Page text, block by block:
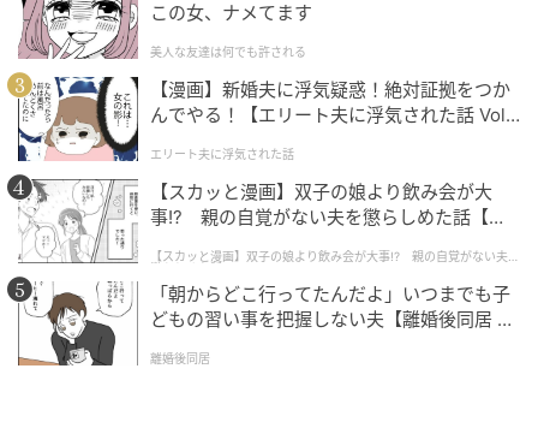
「入り口」や「底」を綺麗に保つことは、風水などの
観点からも、良いエネルギーを循環させるための基本
と言われています。週に一度は内側をきれいにすると
◎
「軽やかさ」が新しい縁を連れてくる
バッグが軽くなると、自然と背筋が伸び、歩くスピー
ドも変わります。その「軽やかさ」こそが、新年度の
新しい出会いやチャンスを掴み取るための第一歩。
「何を入れようか」と考える前に、まずは「何を出そ
この女、ナメてます
美人な友達は何でも許される
【漫画】新婚夫に浮気疑惑！絶対証拠をつか
んでやる！【エリート夫に浮気された話 Vol.
エリート夫に浮気された話
【スカッと漫画】双子の娘より飲み会が大
事!? 親の自覚がない夫を懲らしめた話【第1
【スカッと漫画】双子の娘より飲み会が大事!? 親の自覚がない夫を
懲らしめた話
「朝からどこ行ってたんだよ」いつまでも子
どもの習い事を把握しない夫【離婚後同居 Vo
離婚後同居